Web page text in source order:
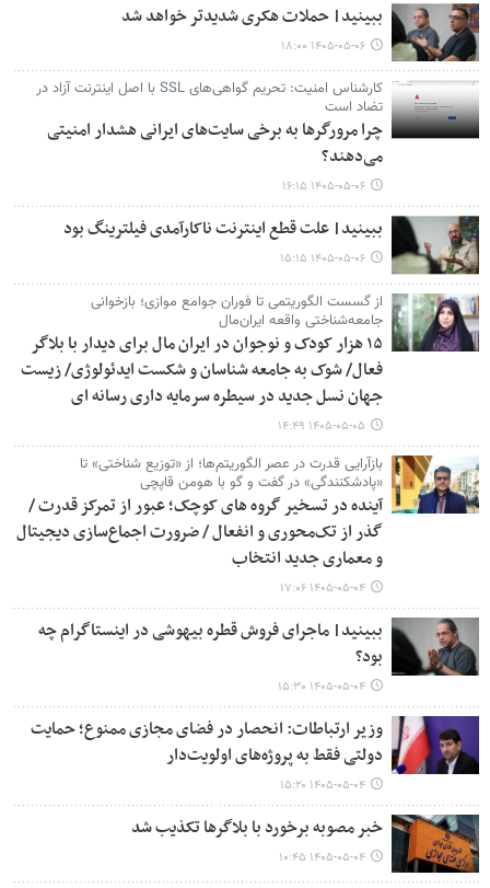
ببینید| حملات هکری شدیدتر خواهد شد
۱۴۰۵-۰۵-۰۶ ۱۸:۰۰
کارشناس امنیت: تحریم گواهی‌های SSL با اصل اینترنت آزاد در
تضاد است
چرا مرورگرها به برخی سایت‌های ایرانی هشدار امنیتی
می‌دهند؟
۱۴۰۵-۰۵-۰۶ ۱۶:۱۵
ببینید| علت قطع اینترنت ناکارآمدی فیلترینگ بود
۱۴۰۵-۰۵-۰۶ ۱۵:۱۵
از گسست الگوریتمی تا فوران جوامع موازی؛ بازخوانی
جامعه‌شناختی واقعه ایران‌مال
۱۵ هزار کودک و نوجوان در ایران مال برای دیدار با بلاگر
فعال/ شوک به جامعه شناسان و شکست ایدئولوژی/ زیست
جهان نسل جدید در سیطره سرمایه داری رسانه ای
۱۴۰۵-۰۵-۰۵ ۱۴:۴۹
بازآرایی قدرت در عصر الگوریتم‌ها؛ از «توزیع شناختی» تا
«پادشکنندگی» در گفت و گو با هومن قاپچی
آینده در تسخیر گروه های کوچک؛ عبور از تمرکز قدرت /
گذر از تک‌محوری و انفعال / ضرورت اجماع‌سازی دیجیتال
و معماری جدید انتخاب
۱۴۰۵-۰۵-۰۴ ۱۷:۰۶
ببینید| ماجرای فروش قطره بیهوشی در اینستاگرام چه
بود؟
۱۴۰۵-۰۵-۰۴ ۱۵:۳۰
وزیر ارتباطات: انحصار در فضای مجازی ممنوع؛ حمایت
دولتی فقط به پروژه‌های اولویت‌دار
۱۴۰۵-۰۵-۰۴ ۱۵:۲۰
خبر مصوبه برخورد با بلاگرها تکذیب شد
۱۴۰۵-۰۵-۰۴ ۱۰:۴۵